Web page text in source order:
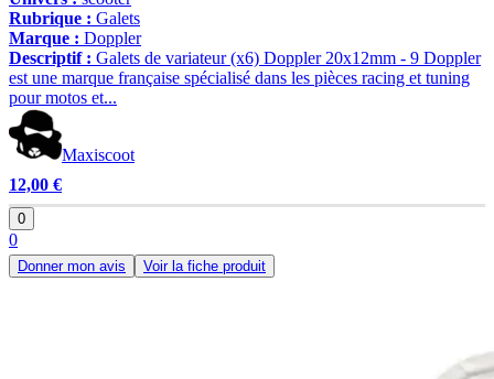
Rubrique : Galets
Marque : Doppler
Descriptif : Galets de variateur (x6) Doppler 20x12mm - 9 Doppler
est une marque française spécialisé dans les pièces racing et tuning
pour motos et...
Maxiscoot
12,00 €
0
0
Donner mon avis Voir la fiche produit